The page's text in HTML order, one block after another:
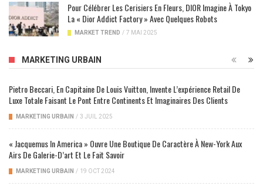
Pour Célébrer Les Cerisiers En Fleurs, DIOR Imagine À Tokyo
La « Dior Addict Factory » Avec Quelques Robots
MARKET TREND / 7 MAI 2025
MARKETING URBAIN
Pietro Beccari, En Capitaine De Louis Vuitton, Invente L’expérience Retail De
Luxe Totale Faisant Le Pont Entre Continents Et Imaginaires Des Clients
MARKETING URBAIN / 3 JUIL 2025
« Jacquemus In America » Ouvre Une Boutique De Caractère À New-York Aux
Airs De Galerie-D’art Et Le Fait Savoir
MARKETING URBAIN / 19 OCT 2024